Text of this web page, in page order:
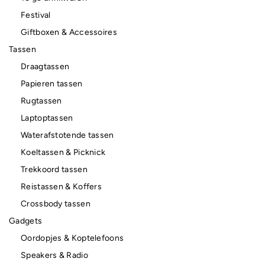
Festival
Giftboxen & Accessoires
Tassen
Draagtassen
Papieren tassen
Rugtassen
Laptoptassen
Waterafstotende tassen
Koeltassen & Picknick
Trekkoord tassen
Reistassen & Koffers
Crossbody tassen
Gadgets
Oordopjes & Koptelefoons
Speakers & Radio